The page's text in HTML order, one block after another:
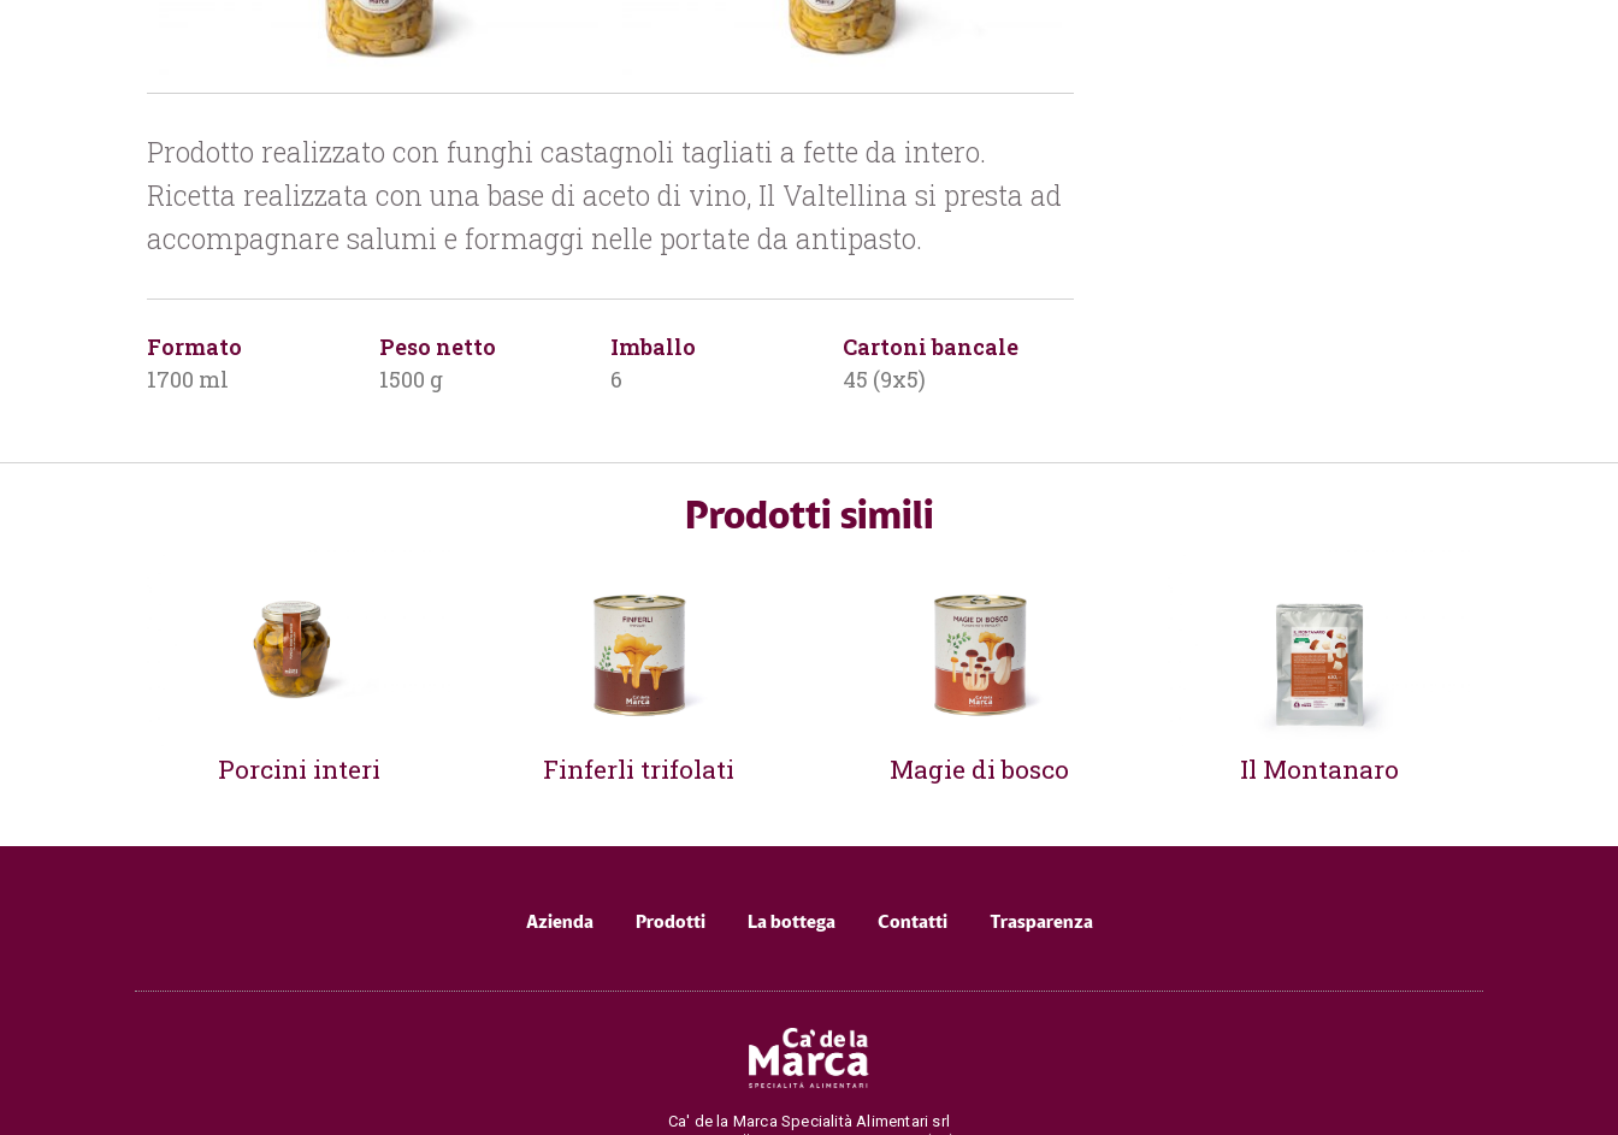
Prodotto realizzato con funghi castagnoli tagliati a fette da intero.
Ricetta realizzata con una base di aceto di vino, Il Valtellina si presta ad
accompagnare salumi e formaggi nelle portate da antipasto.
Formato Peso netto Imballo
Cartoni bancale
1700 ml
1500 g 6 45 (9x5)
Prodotti simili
Porcini interi Finferli trifolati Magie di bosco Il Montanaro
Azienda Prodotti La bottega Contatti Trasparenza
Ca' de la Marca Specialità Alimentari srl